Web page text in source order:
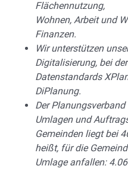
Flächennutzung,
Wohnen, Arbeit und
Finanzen.
Wir unterstützen
Digitalisierung, bei
Datenstandards
DiPlanung.
Der
Umlagen und
Gemeinden liegt bei
heißt, für die Gemein
Umlage anfallen: